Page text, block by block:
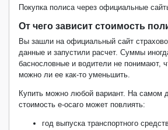
Покупка полиса через официальные
От чего зависит стоимость
Вы зашли на официальный сайт
данные и запустили расчет. Суммы
баснословные и водители не понимают,
можно ли ее как-то уменьшить.
Купить можно любой вариант. На самом
стоимость е-осаго может повлиять:
год выпуска транспортного